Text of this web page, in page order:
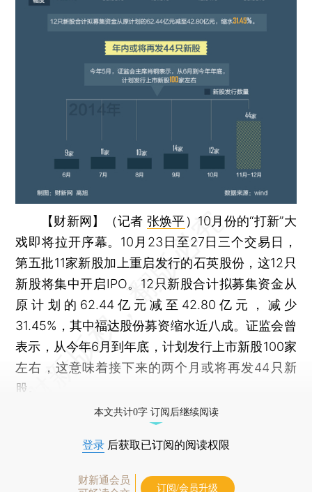
【财新网】（记者 张焕平） 10月份的“打新”大
戏即将拉开序幕。10月23日至27日三个交易日，
第五批11家新股加上重启发行的石英股份，这12只
新股将集中开启IPO。12只新股合计拟募集资金从
原计划的62.44亿元减至42.80亿元，减少
31.45%，其中福达股份募资缩水近八成。证监会曾
表示，从今年6月到年底，计划发行上市新股100家
左右，这意味着接下来的两个月或将再发44只新
股。
本文共计0字 订阅后继续阅读
登录 后获取已订阅的阅读权限
财新通会员
订阅/会员升级